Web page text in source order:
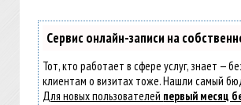
Сервис онлайн-записи на
Тот, кто работает в сфере услуг, знает —
клиентам о визитах тоже. Нашли самый
Для новых пользователей первый месяц